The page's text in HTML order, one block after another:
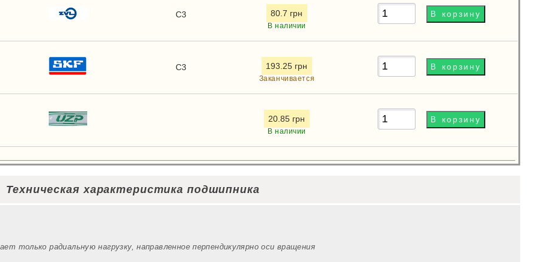
C3 80.7 грн
В наличии
C3 193.25 грн
Заканчивается
20.85 грн
В наличии
Техническая характеристика подшипника
только радиальную нагрузку, направленное перпендикулярно оси вращения